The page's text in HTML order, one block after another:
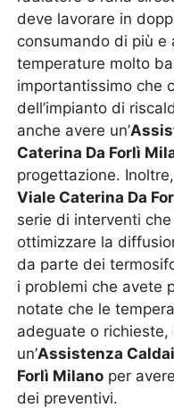
deve lavorare in
consumando di più e
temperature molto
importantissimo che
dell’impianto di
anche avere un’
Caterina Da Forlì
progettazione. Inoltre,
Viale Caterina Da
serie di interventi
ottimizzare la
da parte dei
i problemi che avete
notate che le
adeguate o
un’Assistenza
Forlì Milano per
dei preventivi.